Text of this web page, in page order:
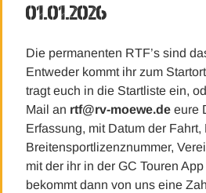
01.01.2026
Die permanenten RTF’s sind
Entweder kommt ihr zum
tragt euch in die Startliste ein,
Mail an rtf@rv-moewe.de eure
Erfassung, mit Datum der Fahrt,
Breitensportlizenznummer,
mit der ihr in der GC Touren
bekommt dann von uns eine